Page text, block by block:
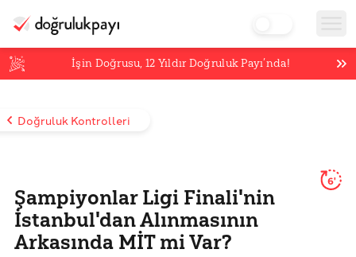
İşin Doğrusu,12 Yıldır Doğruluk Payı’nda!
Doğruluk Kontrolleri
Şampiyonlar Ligi Finali'nin
İstanbul'dan Alınmasının
Arkasında MİT mi Var?
6'